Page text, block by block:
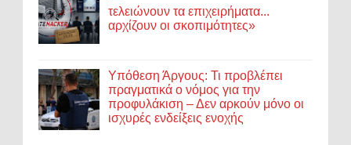
τελειώνουν τα επιχειρήματα...
αρχίζουν οι σκοπιμότητες»
Υπόθεση Άργους: Τι προβλέπει
πραγματικά ο νόμος για την
προφυλάκιση – Δεν αρκούν μόνο οι
ισχυρές ενδείξεις ενοχής